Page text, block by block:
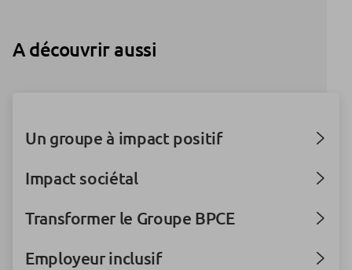
A découvrir aussi
Un groupe à impact positif
Impact sociétal
Transformer le Groupe BPCE
Employeur inclusif